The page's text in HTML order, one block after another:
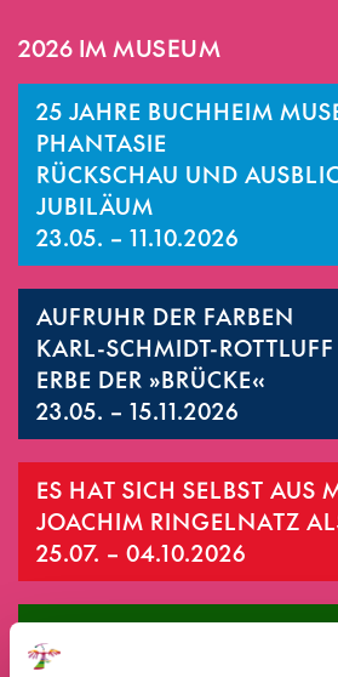
2026 IM MUSEUM
25 JAHRE BUCHHEIM
PHANTASIE
RÜCKSCHAU UND
JUBILÄUM
23.05. – 11.10.2026
AUFRUHR DER FARBEN
KARL-SCHMIDT-
ERBE DER »BRÜCKE«
23.05. – 15.11.2026
ES HAT SICH SELBST AUS
JOACHIM RINGELNATZ
25.07. – 04.10.2026
BERNRIEDER
26.07. – 16.08.2026